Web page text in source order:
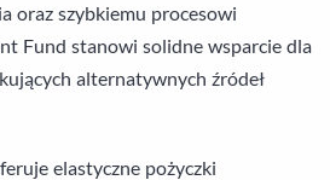
oraz szybkiemu procesowi
Fund stanowi solidne wsparcie dla
alternatywnych źródeł
elastyczne pożyczki